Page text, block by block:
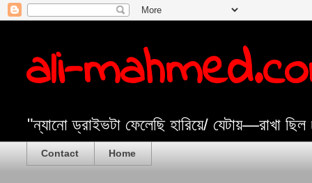
ali-
"ন্যানো ড্রাইভটা ফেলেছি হারিয়ে/ যেটায়—রাখা
Contact Home